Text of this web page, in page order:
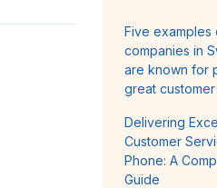
Five examples
companies in
are known for
great
Delivering
Customer
Phone: A
Guide